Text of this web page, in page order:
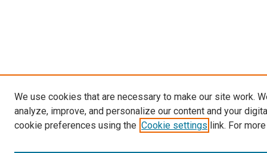
We use cookies that are necessary to make our site work.
analyze, improve, and personalize our content and your
cookie preferences using the Cookie settings link. For